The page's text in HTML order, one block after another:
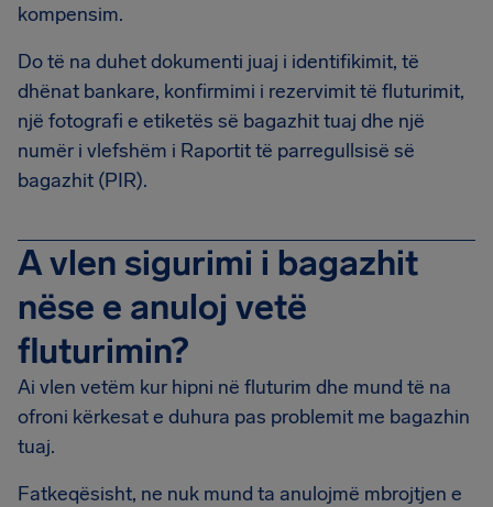
kompensim.
Do të na duhet dokumenti juaj i identifikimit, të
dhënat bankare, konfirmimi i rezervimit të fluturimit,
një fotografi e etiketës së bagazhit tuaj dhe një
numër i vlefshëm i Raportit të parregullsisë së
bagazhit (PIR).
A vlen sigurimi i bagazhit
nëse e anuloj vetë
fluturimin?
Ai vlen vetëm kur hipni në fluturim dhe mund të na
ofroni kërkesat e duhura pas problemit me bagazhin
tuaj.
Fatkeqësisht, ne nuk mund ta anulojmë mbrojtjen e